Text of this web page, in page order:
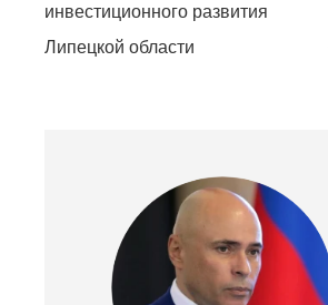
инвестиционного развития
Липецкой области